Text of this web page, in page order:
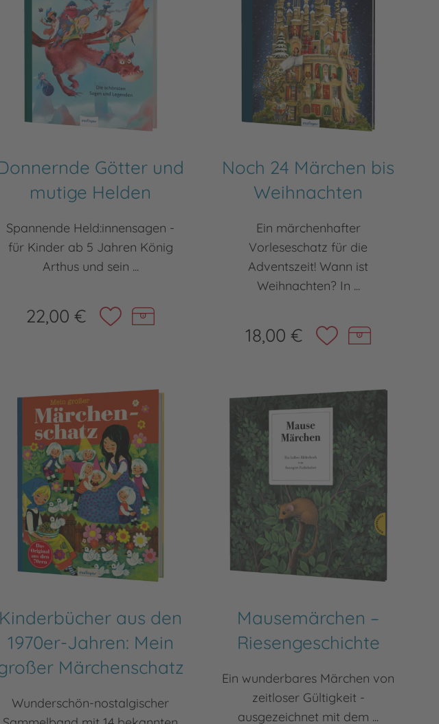
Götter und
mutige Helden
Spannende Held:innensagen -
für Kinder ab 5 Jahren König
Arthus und sein ...
22,00 €
Noch 24 Märchen bis
Weihnachten
Ein märchenhafter
Vorleseschatz für die
Adventszeit! Wann ist
Weihnachten? In ...
18,00 €
Kinderbücher aus den
1970er-Jahren: Mein
Märchenschatz
Wunderschön-nostalgischer
Mausemärchen –
Riesengeschichte
Ein wunderbares Märchen von
zeitloser Gültigkeit -
ausgezeichnet mit dem ...